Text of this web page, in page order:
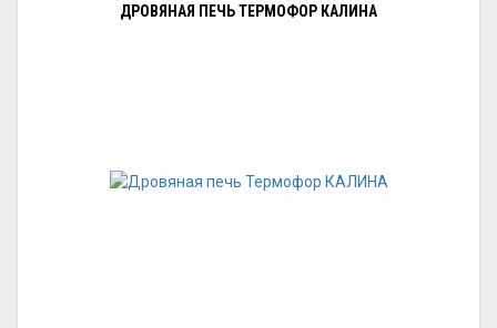
ДРОВЯНАЯ ПЕЧЬ ТЕРМОФОР КАЛИНА